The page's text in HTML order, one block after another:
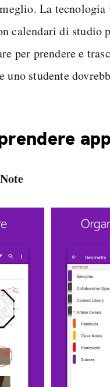
La tecnologia
calendari di studio
per prendere e
uno studente